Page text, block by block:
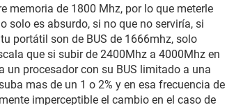
memoria de 1800 Mhz, por lo que meterle
solo es absurdo, si no que no serviría, si
portátil son de BUS de 1666mhz, solo
que si subir de 2400Mhz a 4000Mhz en
un procesador con su BUS limitado a una
mas de un 1 o 2% y en esa frecuencia de
imperceptible el cambio en el caso de